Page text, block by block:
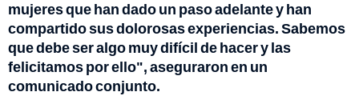
mujeres que han dado un paso adelante y han
compartido sus dolorosas experiencias. Sabemos
que debe ser algo muy difícil de hacer y las
felicitamos por ello", aseguraron en un
comunicado conjunto.